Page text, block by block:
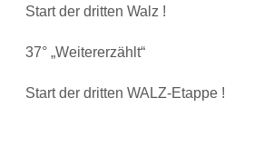
Start der dritten Walz !
37° „Weitererzählt“
Start der dritten WALZ-Etappe !